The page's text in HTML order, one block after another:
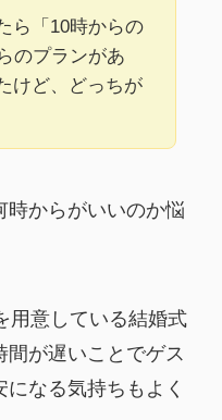
ら「10時からの
のプランがあ
けど、どっちが
時からがいいのか悩
用意している結婚式
が遅いことでゲス
なる気持ちもよく